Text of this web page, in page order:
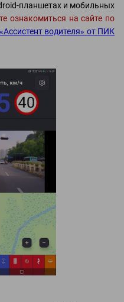
планшетах и мобильных
ознакомиться на сайте по
водителя» от ПИК